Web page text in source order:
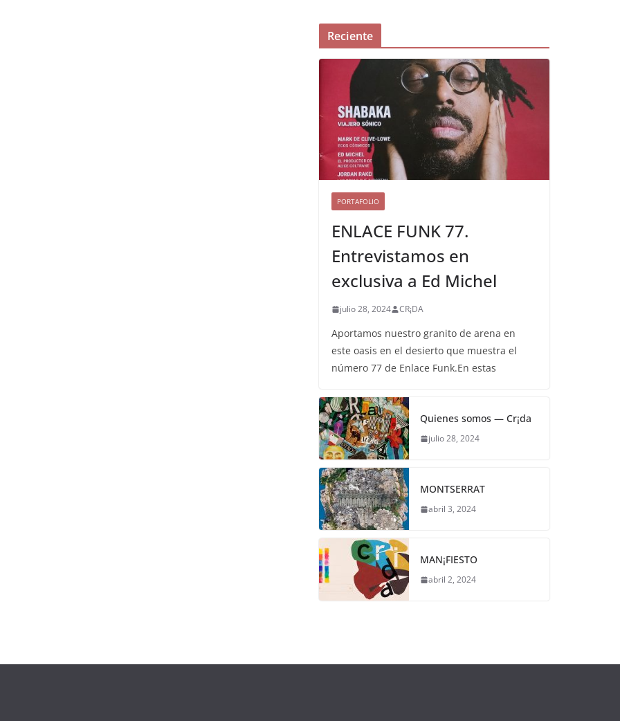
Reciente
PORTAFOLIO
ENLACE FUNK 77.
Entrevistamos en
exclusiva a Ed Michel
julio 28, 2024 CR¡DA
Aportamos nuestro granito de arena en
este oasis en el desierto que muestra el
número 77 de Enlace Funk.En estas
Quienes somos — Cr¡da
julio 28, 2024
MONTSERRAT
abril 3, 2024
MAN¡FIESTO
abril 2, 2024